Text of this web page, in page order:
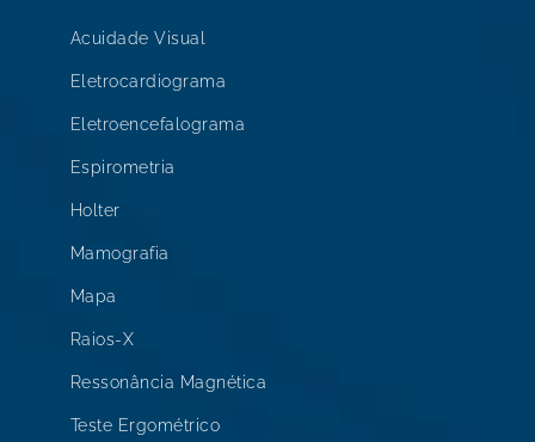
Acuidade Visual
Eletrocardiograma
Eletroencefalograma
Espirometria
Holter
Mamografia
Mapa
Raios-X
Ressonância Magnética
Teste Ergométrico